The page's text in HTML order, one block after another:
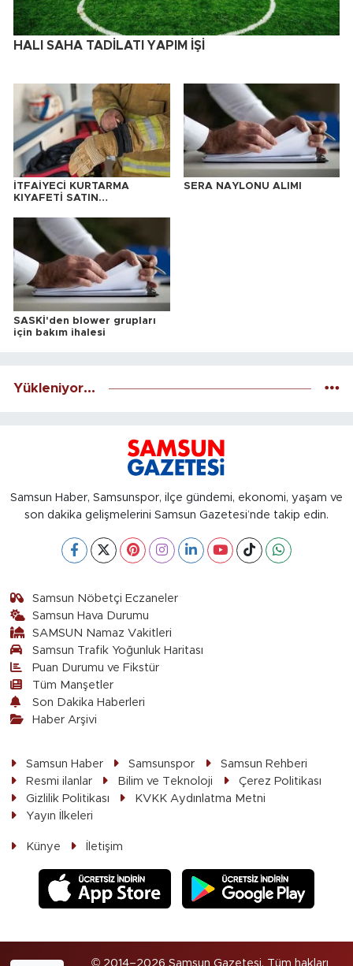
HALI SAHA TADİLATI YAPIM İŞİ
İTFAİYECİ KURTARMA
KIYAFETİ SATIN
SERA NAYLONU ALIMI
SASKİ'den blower grupları
için bakım ihalesi
Yükleniyor...
Samsun Haber, Samsunspor, ilçe gündemi, ekonomi, yaşam ve
son dakika gelişmelerini Samsun Gazetesi’nde takip edin.
Samsun Nöbetçi Eczaneler
Samsun Hava Durumu
SAMSUN Namaz Vakitleri
Samsun Trafik Yoğunluk Haritası
Puan Durumu ve Fikstür
Tüm Manşetler
Son Dakika Haberleri
Haber Arşivi
Samsun Haber Samsunspor
Samsun Rehberi
Resmi ilanlar
Bilim ve Teknoloji
Çerez Politikası
Gizlilik Politikası
KVKK Aydınlatma Metni
Yayın İlkeleri
Künye İletişim
© 2014–2026 Samsun Gazetesi. Tüm hakları